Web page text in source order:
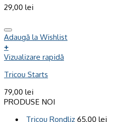
29,00 lei
Adaugă la Wishlist
+
Vizualizare rapidă
Tricou Starts
79,00 lei
PRODUSE NOI
Tricou Rondliz 65,00 lei